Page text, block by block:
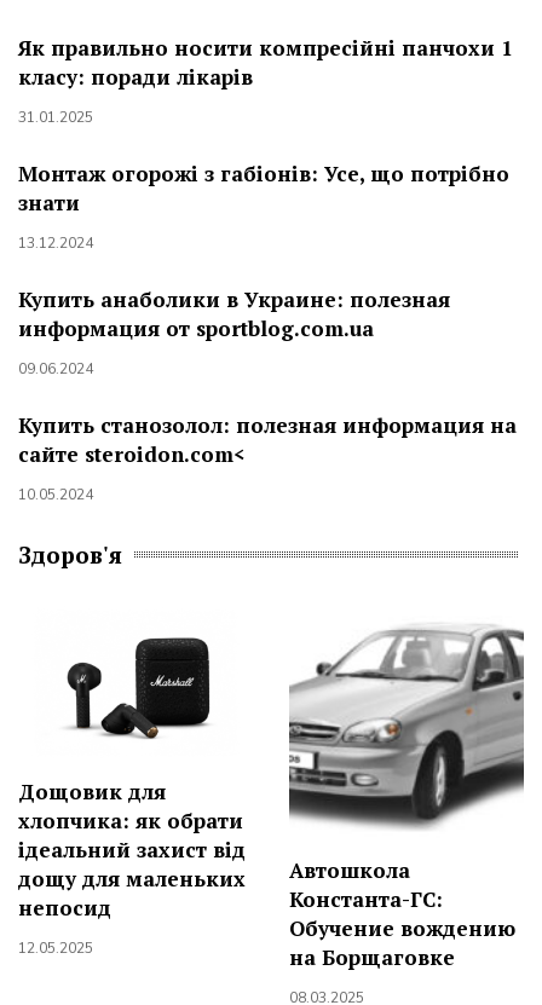
Як правильно носити компресійні панчохи 1
класу: поради лікарів
31.01.2025
Монтаж огорожі з габіонів: Усе, що потрібно
знати
13.12.2024
Купить анаболики в Украине: полезная
информация от sportblog.com.ua
09.06.2024
Купить станозолол: полезная информация на
сайте steroidon.com<
10.05.2024
Здоров'я
Дощовик для
хлопчика: як обрати
ідеальний захист від
дощу для маленьких
непосид
12.05.2025
Автошкола
Константа-ГС:
Обучение вождению
на Борщаговке
08.03.2025